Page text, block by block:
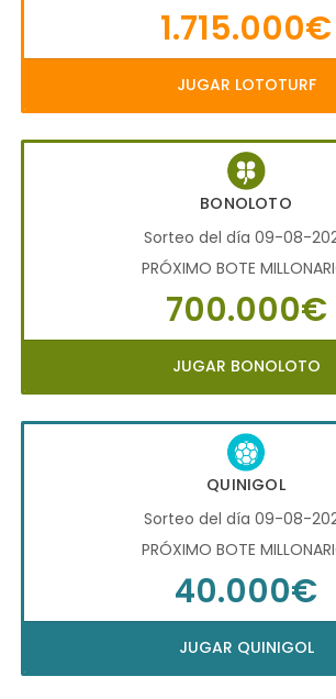
1.715.000€
JUGAR LOTOTURF
BONOLOTO
Sorteo del día 09-08-
PRÓXIMO BOTE
700.000€
JUGAR BONOLOTO
QUINIGOL
Sorteo del día 09-08-
PRÓXIMO BOTE
40.000€
JUGAR QUINIGOL